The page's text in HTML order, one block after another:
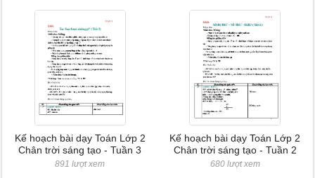
Kế hoạch bài dạy Toán Lớp 2
Chân trời sáng tạo - Tuần 3
891 lượt xem
Kế hoạch bài dạy Toán Lớp 2
Chân trời sáng tạo - Tuần 2
680 lượt xem